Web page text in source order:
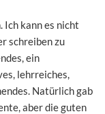
Ich kann es nicht
schreiben zu
ein
lehrreiches,
Natürlich gab
aber die guten